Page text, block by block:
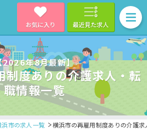
お気に入り 最近見た求人
2026年8月最新】
制度ありの介護求人・転
職情報一覧
浜市の求人一覧 横浜市の再雇用制度ありの介護求